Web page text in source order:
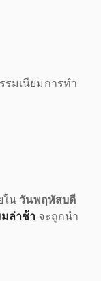
รมเนียมการทำ
ใน วันพฤหัสบดี
ล่าช้า จะถูกนำ